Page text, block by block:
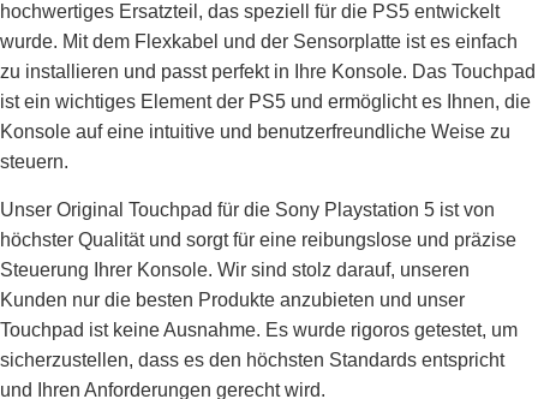
hochwertiges Ersatzteil, das speziell für die PS5 entwickelt
wurde. Mit dem Flexkabel und der Sensorplatte ist es einfach
zu installieren und passt perfekt in Ihre Konsole. Das Touchpad
ist ein wichtiges Element der PS5 und ermöglicht es Ihnen, die
Konsole auf eine intuitive und benutzerfreundliche Weise zu
steuern.
Unser Original Touchpad für die Sony Playstation 5 ist von
höchster Qualität und sorgt für eine reibungslose und präzise
Steuerung Ihrer Konsole. Wir sind stolz darauf, unseren
Kunden nur die besten Produkte anzubieten und unser
Touchpad ist keine Ausnahme. Es wurde rigoros getestet, um
sicherzustellen, dass es den höchsten Standards entspricht
und Ihren Anforderungen gerecht wird.